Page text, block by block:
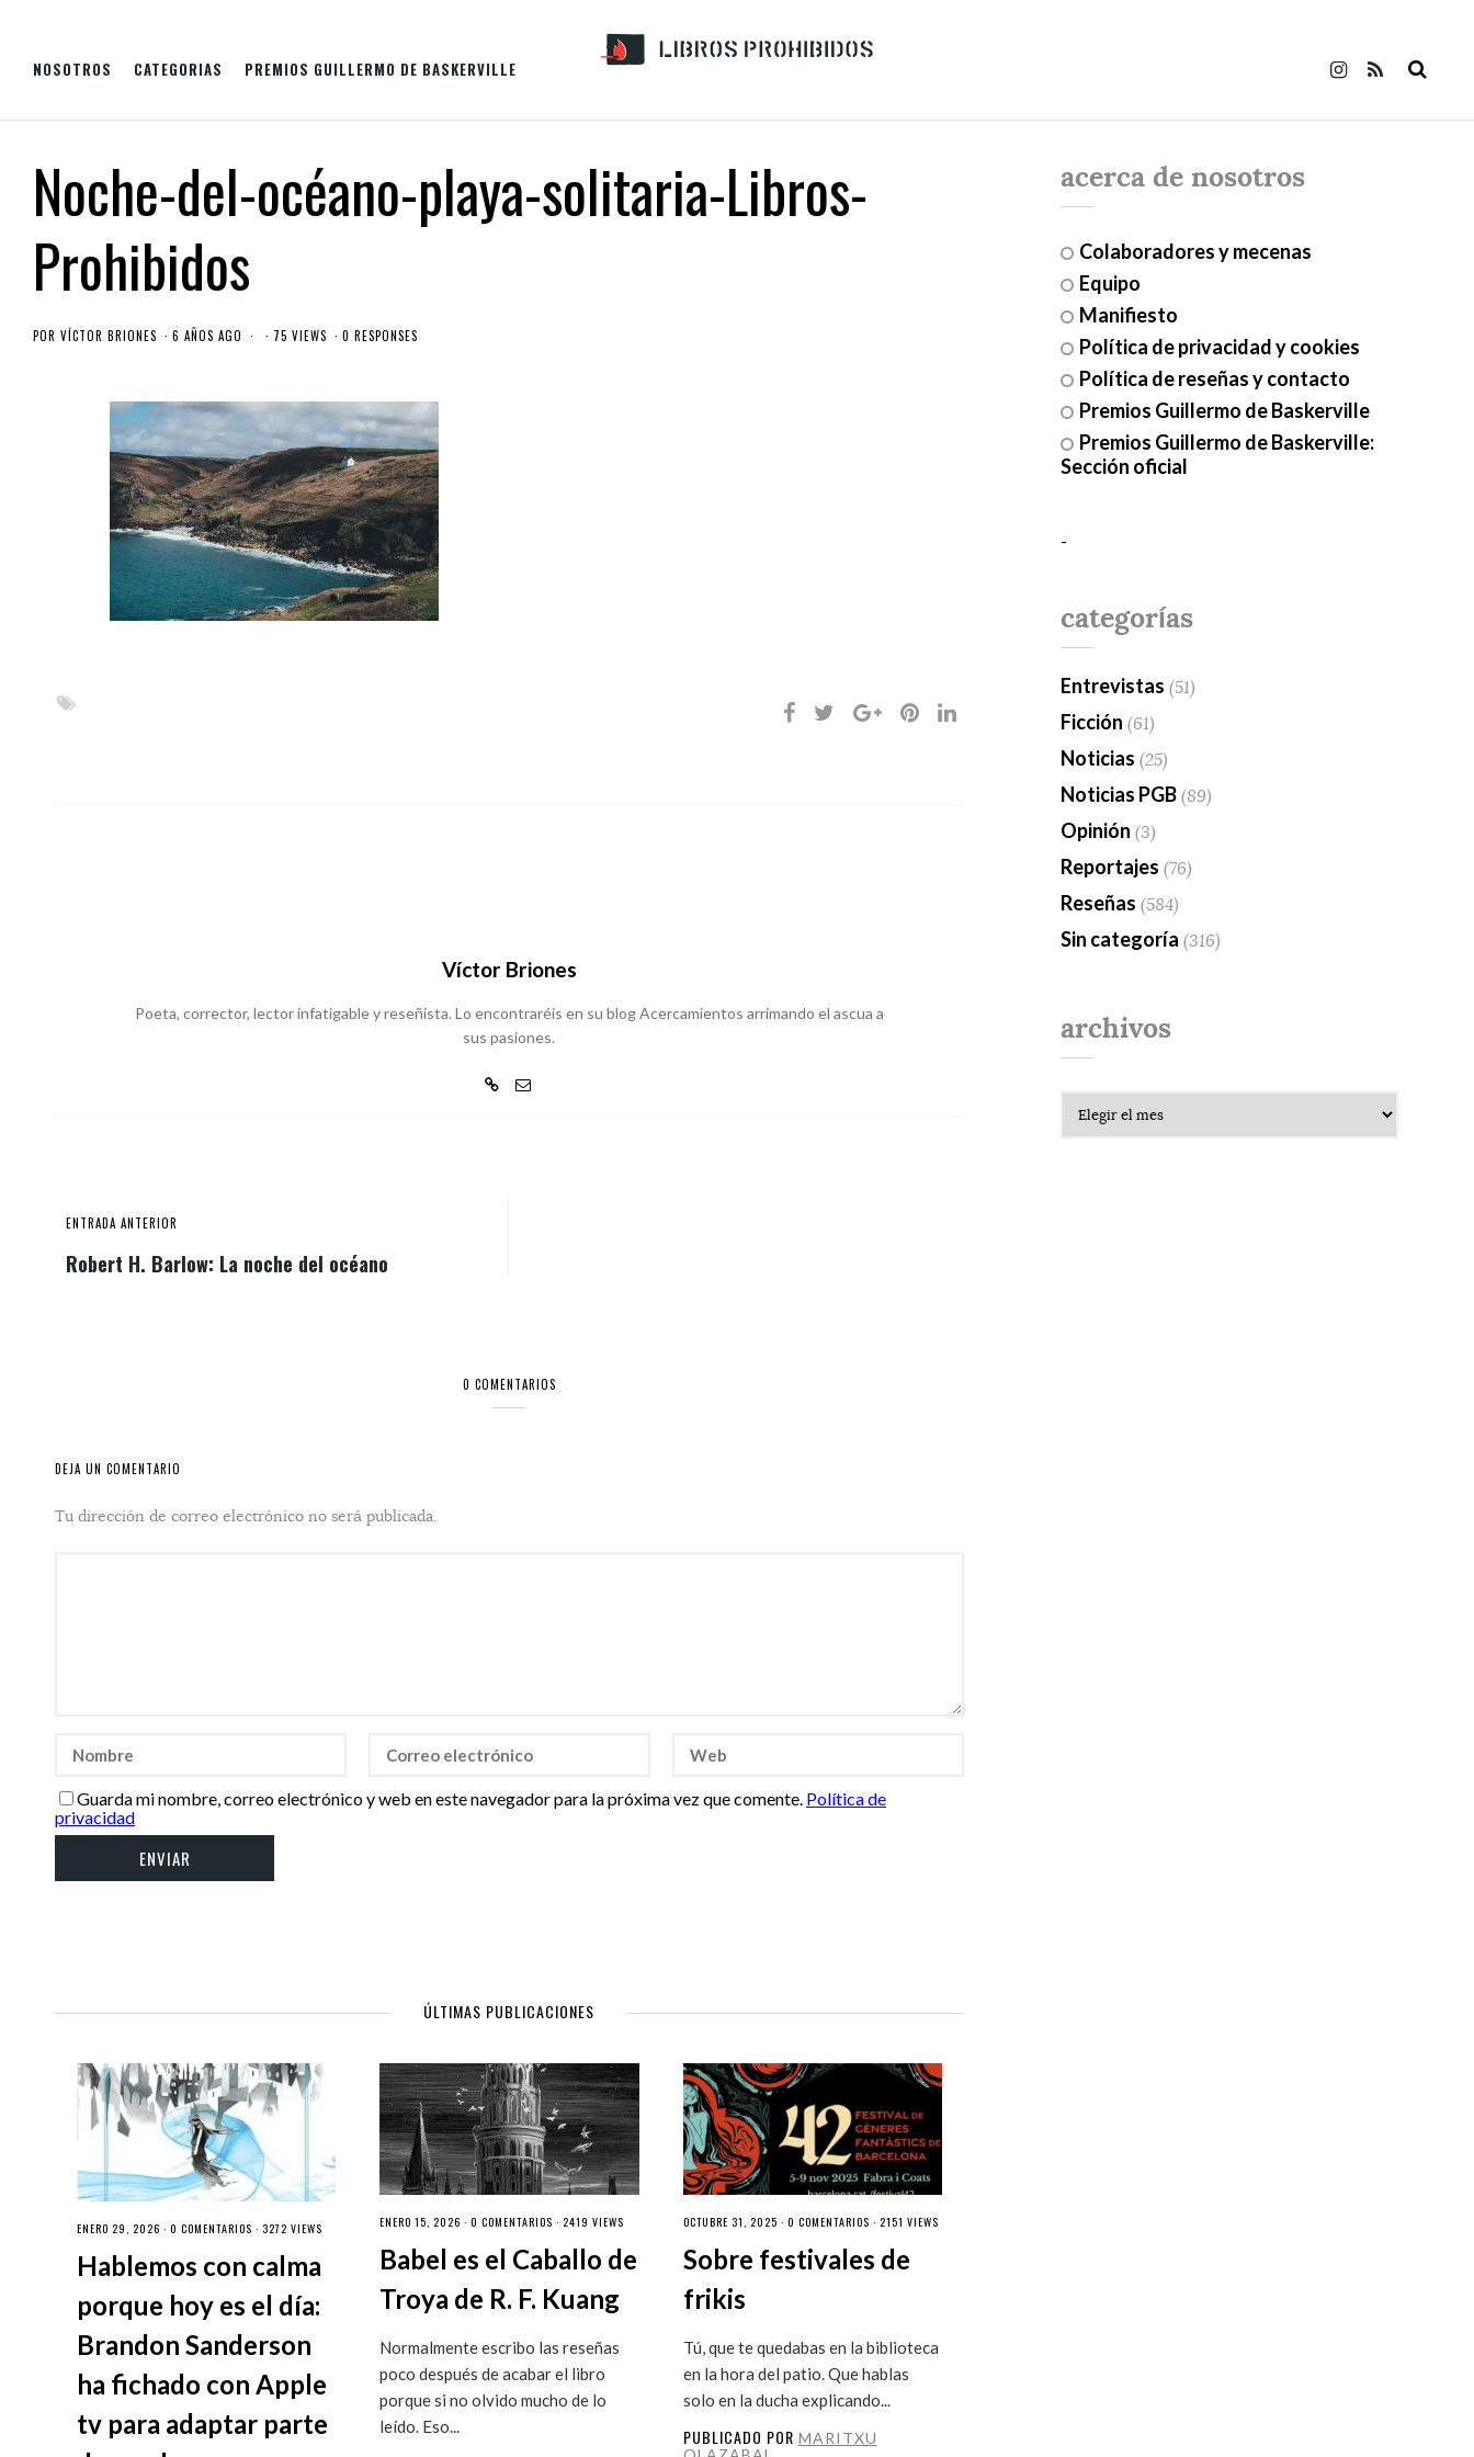
NOSOTROS CATEGORIAS PREMIOS GUILLERMO DE BASKERVILLE
Noche-del-océano-playa-solitaria-Libros-
Prohibidos
POR VÍCTOR BRIONES 6 AÑOS AGO 75 VIEWS 0 RESPONSES
Víctor Briones
Poeta, corrector, lector infatigable y reseñista. Lo encontraréis en su blog Acercamientos arrimando el ascua a
sus pasiones.
ENTRADA ANTERIOR
Robert H. Barlow: La noche del océano
0 COMENTARIOS
DEJA UN COMENTARIO
Tu dirección de correo electrónico no será publicada.
Guarda mi nombre, correo electrónico y web en este navegador para la próxima vez que comente. Política de
privacidad
ÚLTIMAS PUBLICACIONES
ENERO 29, 2026 · 0 COMENTARIOS · 3272 VIEWS
Hablemos con calma
porque hoy es el día:
Brandon Sanderson
ha fichado con Apple
tv para adaptar parte
ENERO 15, 2026 ·0 COMENTARIOS · 2419 VIEWS
Babel es el Caballo de
Troya de R. F. Kuang
Normalmente escribo las reseñas
poco después de acabar el libro
porque si no olvido mucho de lo
leído. Eso...
OCTUBRE 31, 2025 · 0 COMENTARIOS · 2151 VIEWS
Sobre festivales de
frikis
Tú, que te quedabas en la biblioteca
en la hora del patio. Que hablas
solo en la ducha explicando...
PUBLICADO POR MARITXU
acerca de nosotros
Colaboradores y mecenas
Equipo
Manifiesto
Política de privacidad y cookies
Política de reseñas y contacto
Premios Guillermo de Baskerville
Premios Guillermo de Baskerville:
Sección oficial
-
categorías
Entrevistas (51)
Ficción (61)
Noticias (25)
Noticias PGB (89)
Opinión (3)
Reportajes (76)
Reseñas (584)
Sin categoría (316)
archivos